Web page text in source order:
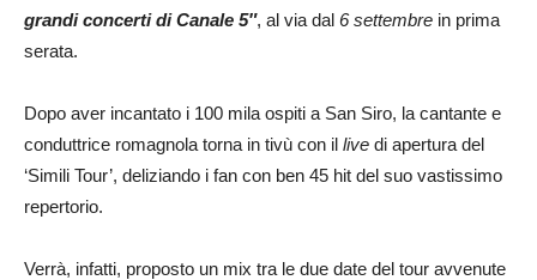
grandi concerti di Canale 5″, al via dal 6 settembre in prima
serata.
Dopo aver incantato i 100 mila ospiti a San Siro, la cantante e
conduttrice romagnola torna in tivù con il live di apertura del
‘Simili Tour’, deliziando i fan con ben 45 hit del suo vastissimo
repertorio.
Verrà, infatti, proposto un mix tra le due date del tour avvenute